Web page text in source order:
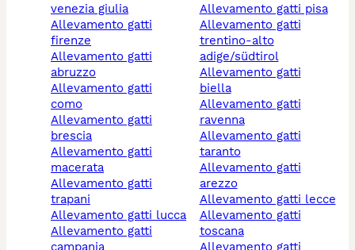
venezia giulia
allevamento gatti
firenze
allevamento gatti
abruzzo
allevamento gatti
como
allevamento gatti
brescia
allevamento gatti
macerata
allevamento gatti
trapani
allevamento gatti lucca
allevamento gatti
campania
allevamento gatti pisa
allevamento gatti
trentino-alto
adige/südtirol
allevamento gatti
biella
allevamento gatti
ravenna
allevamento gatti
taranto
allevamento gatti
arezzo
allevamento gatti lecce
allevamento gatti
toscana
allevamento gatti